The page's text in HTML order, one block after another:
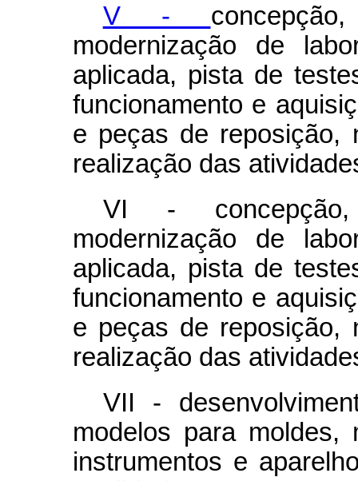
V -
modernização de
aplicada, pista de
funcionamento e
e peças de reposição,
realização das
VI -
modernização de
aplicada, pista de
funcionamento e
e peças de reposição,
realização das
VII -
modelos para moldes,
instrumentos e